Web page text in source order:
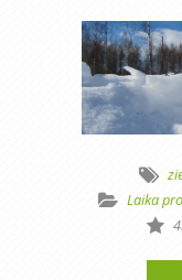
Laika